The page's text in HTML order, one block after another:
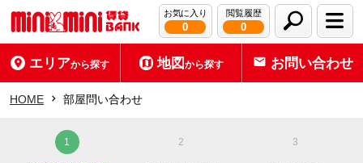
お気に入り
0
閲覧履歴
0
エリアから探す 地図から探す お問い合わせ
HOME 部屋問い合わせ